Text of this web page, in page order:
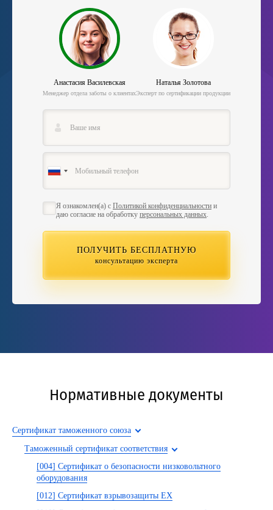
Анастасия Василевская
Менеджер отдела заботы о клиентах
Наталья Золотова
Эксперт по сертификации продукции
Я ознакомлен(а) с Политикой конфиденциальности и
даю согласие на обработку персональных данных.
ПОЛУЧИТЬ БЕСПЛАТНУЮ
консультацию эксперта
Нормативные документы
Сертификат таможенного союза
Таможенный сертификат соответствия
[004] Сертификат о безопасности низковольтного
оборудования
[012] Сертификат взрывозащиты EX